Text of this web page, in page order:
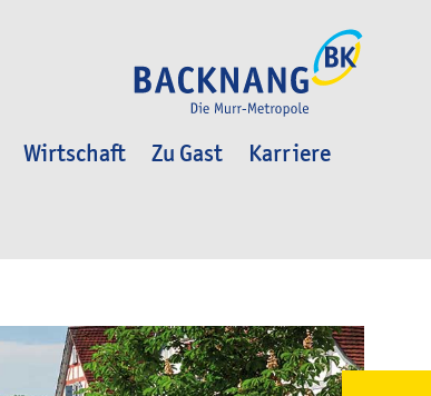
Wirtschaft Zu Gast
Karriere